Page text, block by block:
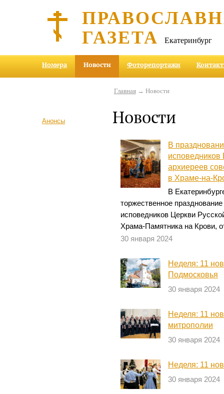
ГАЗЕТА Екатеринбург
Номера Новости Фоторепортажи
Анонсы
Главная→ Новости
Новости
В
исповедников
архиереев
в Храме-на-
В
торжественное
исповедников Церкви
Храма-Памятника на Крови,
30 января 2024
Неделя: 11
Подмосковья
30 января 2024
Неделя: 11
митрополии
30 января 2024
Неделя: 11
30 января 2024